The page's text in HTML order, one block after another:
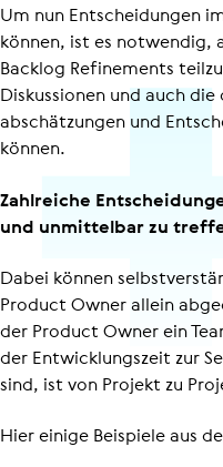
Um nun Entscheidungen
können, ist es notwendig,
Backlog Refinements
Diskussionen und auch
ab­schät­zungen und
können.
Zahlreiche
und unmittelbar zu
Dabei können
Product Owner allein
der Product Owner ein
der Entwick­lungs­zeit zur
sind, ist von Projekt zu
Hier einige Beispiele aus